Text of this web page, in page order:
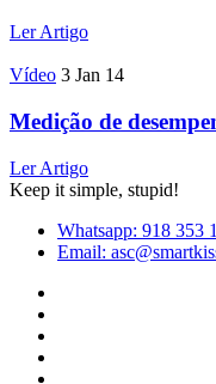
Ler Artigo
Vídeo 3 Jan 14
Medição de
Ler Artigo
Keep it simple, stupid!
Whatsapp: 918 353
Email: